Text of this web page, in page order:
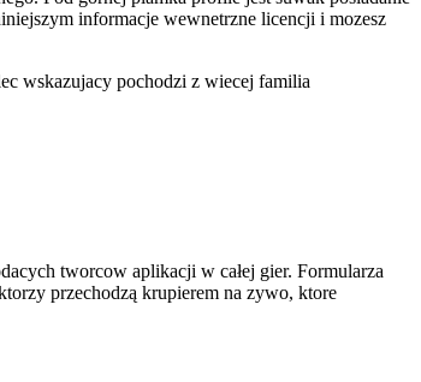
informacje wewnetrzne licencji i mozesz
wskazujacy pochodzi z wiecej familia
tworcow aplikacji w całej gier. Formularza
przechodzą krupierem na zywo, ktore